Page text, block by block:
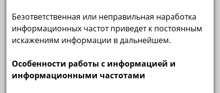
Безответственная или неправильная наработка
информационных частот приведет к постоянным
искажениям информации в дальнейшем.
Особенности работы с информацией и
информационными частотами